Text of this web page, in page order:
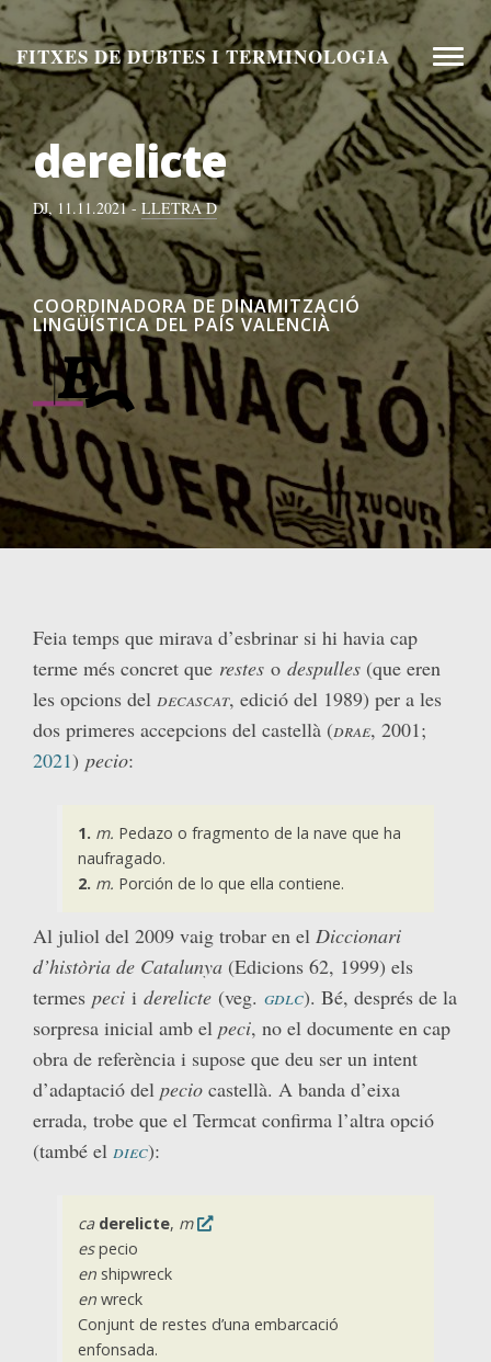
Aneu
al
contingut
Toggle
FITXES DE DUBTES I TERMINOLOGIA
derelicte
DJ, 11.11.2021 - LLETRA D
COORDINADORA DE DINAMITZACIÓ
LINGÜÍSTICA DEL PAÍS VALENCIÀ
Feia temps que mirava d’esbrinar si hi havia cap
terme més concret que restes o despulles (que eren
les opcions del decascat, edició del 1989) per a les
dos primeres accepcions del castellà (drae, 2001;
2021) pecio:
1. m. Pedazo o fragmento de la nave que ha
naufragado.
2. m. Porción de lo que ella contiene.
Al juliol del 2009 vaig trobar en el Diccionari
d’història de Catalunya (Edicions 62, 1999) els
termes peci i derelicte (veg. gdlc). Bé, després de la
sorpresa inicial amb el peci, no el documente en cap
obra de referència i supose que deu ser un intent
d’adaptació del pecio castellà. A banda d’eixa
errada, trobe que el Termcat confirma l’altra opció
(també el diec):
ca derelicte, m
especio
enshipwreck
enwreck
Conjunt de restes d’una embarcació
enfonsada.